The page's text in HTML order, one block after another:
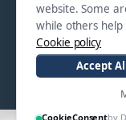
website. Some
while others
Cookie policy
Accept
CookieConsentby